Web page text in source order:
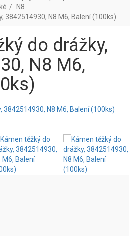
N8
3842514930, N8 M6, Balení (100ks)
do drážky,
N8 M6,